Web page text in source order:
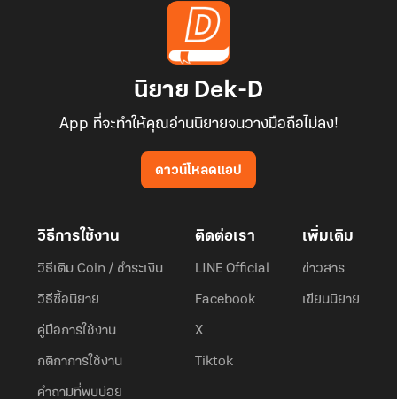
นิยาย Dek-D
App ที่จะทำให้คุณอ่านนิยายจนวางมือถือไม่ลง!
ดาวน์โหลดแอป
วิธีการใช้งาน
วิธีเติม Coin / ชำระเงิน
วิธีซื้อนิยาย
คู่มือการใช้งาน
กติกาการใช้งาน
คำถามที่พบบ่อย
ติดต่อเรา
LINE Official
Facebook
X
Tiktok
เพิ่มเติม
ข่าวสาร
เขียนนิยาย